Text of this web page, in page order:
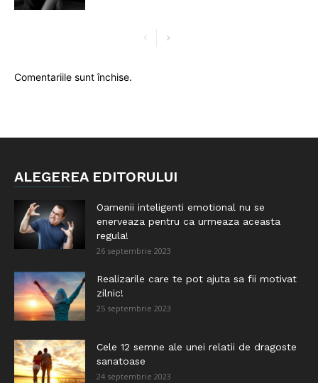
Comentariile sunt închise.
ALEGEREA EDITORULUI
Oamenii inteligenti emotional nu se
enerveaza pentru ca urmeaza aceasta
regula!
26 septembrie 2023
Realizarile care te pot ajuta sa fii motivat
zilnic!
25 septembrie 2023
Cele 12 semne ale unei relatii de dragoste
sanatoase
24 septembrie 2023